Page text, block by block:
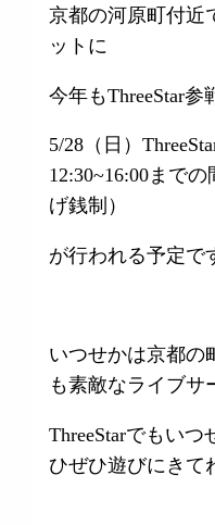
京都の河原町付近
ットに
今年もThreeStar参
5/28（日）
12:30~16:00まで
げ銭制）
が行われる予定で
いつせかは京都の
も素敵なライブサ
ThreeStarでもい
ひぜひ遊びにき